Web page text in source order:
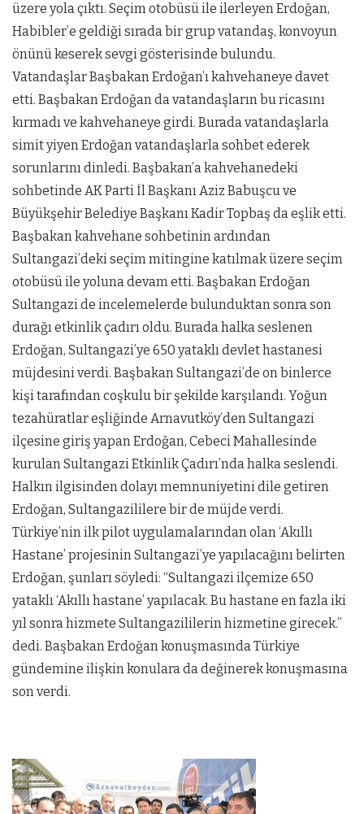
üzere yola çıktı. Seçim otobüsü ile ilerleyen Erdoğan,
Habibler’e geldiği sırada bir grup vatandaş, konvoyun
önünü keserek sevgi gösterisinde bulundu.
Vatandaşlar Başbakan Erdoğan’ı kahvehaneye davet
etti. Başbakan Erdoğan da vatandaşların bu ricasını
kırmadı ve kahvehaneye girdi. Burada vatandaşlarla
simit yiyen Erdoğan vatandaşlarla sohbet ederek
sorunlarını dinledi. Başbakan’a kahvehanedeki
sohbetinde AK Parti İl Başkanı Aziz Babuşcu ve
Büyükşehir Belediye Başkanı Kadir Topbaş da eşlik etti.
Başbakan kahvehane sohbetinin ardından
Sultangazi’deki seçim mitingine katılmak üzere seçim
otobüsü ile yoluna devam etti. Başbakan Erdoğan
Sultangazi de incelemelerde bulunduktan sonra son
durağı etkinlik çadırı oldu. Burada halka seslenen
Erdoğan, Sultangazi’ye 650 yataklı devlet hastanesi
müjdesini verdi. Başbakan Sultangazi’de on binlerce
kişi tarafından coşkulu bir şekilde karşılandı. Yoğun
tezahüratlar eşliğinde Arnavutköy’den Sultangazi
ilçesine giriş yapan Erdoğan, Cebeci Mahallesinde
kurulan Sultangazi Etkinlik Çadırı’nda halka seslendi.
Halkın ilgisinden dolayı memnuniyetini dile getiren
Erdoğan, Sultangazililere bir de müjde verdi.
Türkiye’nin ilk pilot uygulamalarından olan ‘Akıllı
Hastane’ projesinin Sultangazi’ye yapılacağını belirten
Erdoğan, şunları söyledi: “Sultangazi ilçemize 650
yataklı ‘Akıllı hastane’ yapılacak. Bu hastane en fazla iki
yıl sonra hizmete Sultangazililerin hizmetine girecek.”
dedi. Başbakan Erdoğan konuşmasında Türkiye
gündemine ilişkin konulara da değinerek konuşmasına
son verdi.